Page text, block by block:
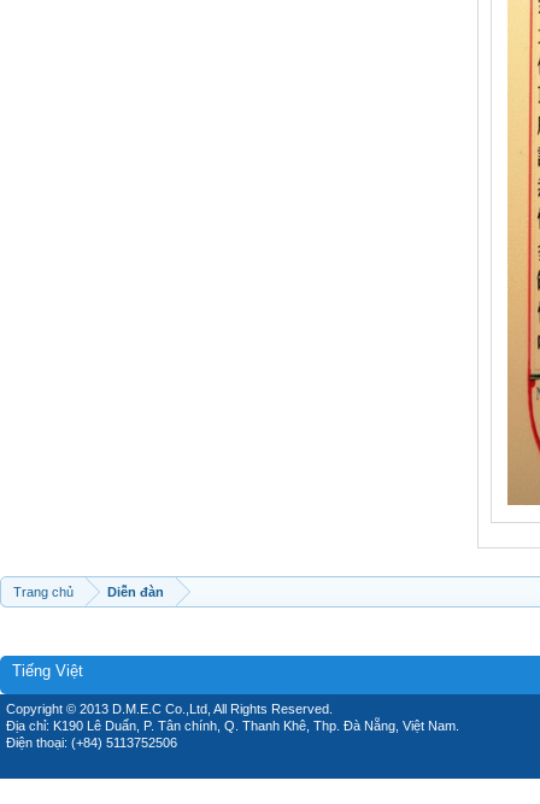
Trang chủ Diễn đàn
Tiếng Việt
Copyright © 2013 D.M.E.C Co.,Ltd, All Rights Reserved.
Địa chỉ: K190 Lê Duẩn, P. Tân chính, Q. Thanh Khê, Thp. Đà Nẵng, Việt Nam.
Điện thoại: (+84) 5113752506